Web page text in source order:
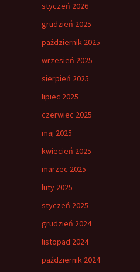
styczeń 2026
grudzień 2025
październik 2025
wrzesień 2025
sierpień 2025
lipiec 2025
czerwiec 2025
maj 2025
kwiecień 2025
marzec 2025
luty 2025
styczeń 2025
grudzień 2024
listopad 2024
październik 2024